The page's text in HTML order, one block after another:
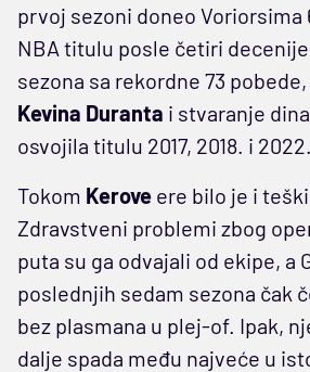
prvoj sezoni doneo Voriorsima
NBA titulu posle četiri
sezona sa rekordne 73
Kevina Duranta i stvaranje
osvojila titulu 2017, 2018. i
Tokom Kerove ere bilo je i
Zdravstveni problemi zbog
puta su ga odvajali od ekipe, a
poslednjih sedam sezona čak
bez plasmana u plej-of. Ipak,
dalje spada među najveće u